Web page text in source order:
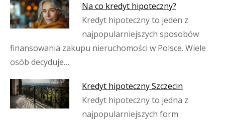
Na co kredyt hipoteczny?
Kredyt hipoteczny to jeden z
najpopularniejszych sposobów
finansowania zakupu nieruchomości w Polsce. Wiele
osób decyduje…
Kredyt hipoteczny Szczecin
Kredyt hipoteczny to jedna z
najpopularniejszych form